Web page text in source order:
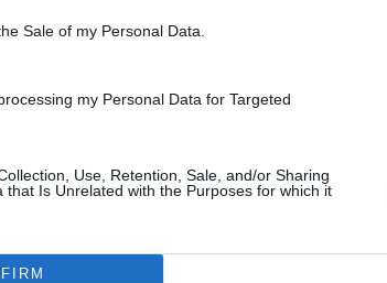
Sale of my Personal Data.
my Personal Data for Targeted
Use, Retention, Sale, and/or Sharing
that Is Unrelated with the Purposes for which it